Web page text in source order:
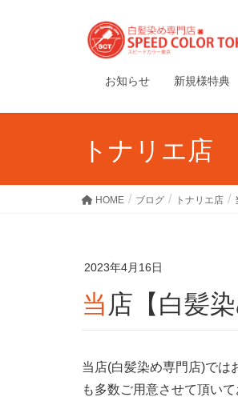
お知らせ 新規様特典
トナリエ店
HOME ブログ トナリエ店
2023年4月16日
当店【白
当店(白髪染め専門店)では
も多数ご用意させて頂い